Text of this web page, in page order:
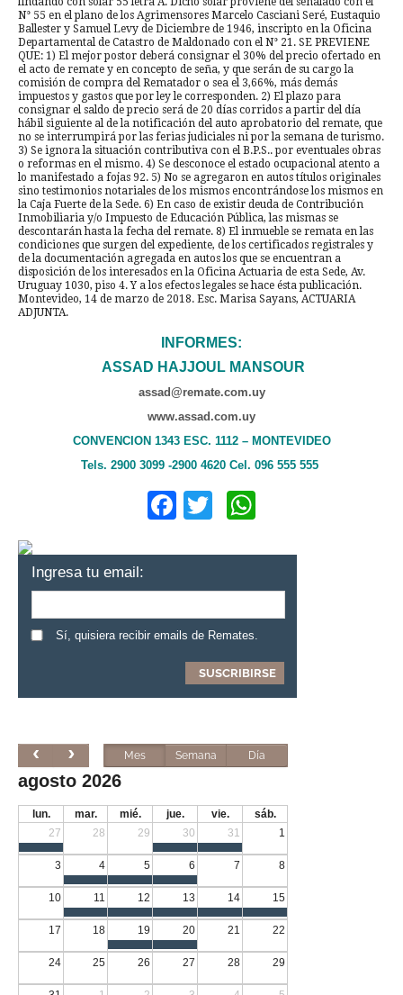
N° 55 en el plano de los Agrimensores Marcelo Casciani Seré, Eustaquio
Ballester y Samuel Levy de Diciembre de 1946, inscripto en la Oficina
Departamental de Catastro de Maldonado con el N° 21. SE PREVIENE
QUE: 1) El mejor postor deberá consignar el 30% del precio ofertado en
el acto de remate y en concepto de seña, y que serán de su cargo la
comisión de compra del Rematador o sea el 3,66%, más demás
impuestos y gastos que por ley le corresponden. 2) El plazo para
consignar el saldo de precio será de 20 días corridos a partir del día
hábil siguiente al de la notificación del auto aprobatorio del remate, que
no se interrumpirá por las ferias judiciales ni por la semana de turismo.
3) Se ignora la situación contributiva con el B.P.S.. por eventuales obras
o reformas en el mismo. 4) Se desconoce el estado ocupacional atento a
lo manifestado a fojas 92. 5) No se agregaron en autos títulos originales
sino testimonios notariales de los mismos encontrándose los mismos en
la Caja Fuerte de la Sede. 6) En caso de existir deuda de Contribución
Inmobiliaria y/o Impuesto de Educación Pública, las mismas se
descontarán hasta la fecha del remate. 8) El inmueble se remata en las
condiciones que surgen del expediente, de los certificados registrales y
de la documentación agregada en autos los que se encuentran a
disposición de los interesados en la Oficina Actuaria de esta Sede, Av.
Uruguay 1030, piso 4. Y a los efectos legales se hace ésta publicación.
Montevideo, 14 de marzo de 2018. Esc. Marisa Sayans, ACTUARIA
ADJUNTA.
INFORMES:
ASSAD HAJJOUL MANSOUR
assad@remate.com.uy
www.assad.com.uy
CONVENCION 1343 ESC. 1112 – MONTEVIDEO
Tels. 2900 3099 -2900 4620 Cel. 096 555 555
Facebook
Twitter
Ingresa tu email:
Sí, quisiera recibir emails de Remates.
Mes Semana Día
agosto 2026
lun. mar. mié. jue. vie.
sáb.
27
28 29 30 31 1
3 4 5 6 7 8
10 11 12 13 14 15
17 18 19 20 21 22
24 25 26 27 28 29